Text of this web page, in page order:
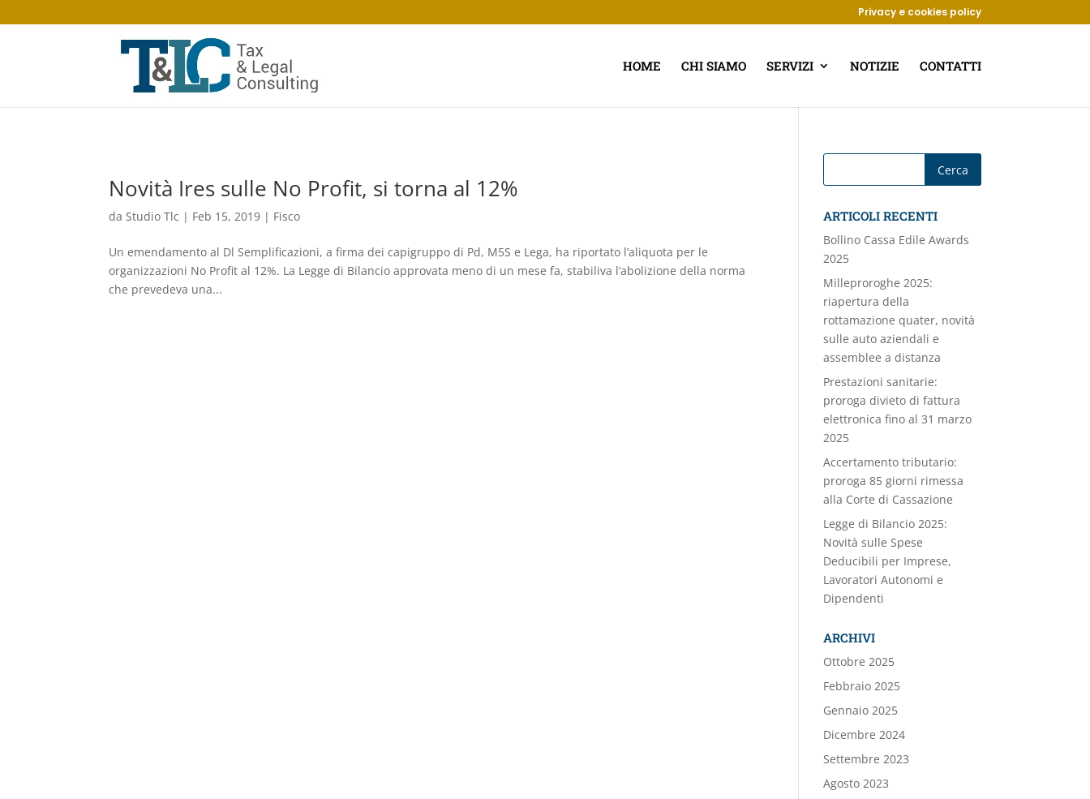
Privacy e cookies policy
HOME CHI SIAMO SERVIZI NOTIZIE CONTATTI
Novità Ires sulle No Profit, si torna al 12%
daStudio Tlc | Feb 15, 2019 | Fisco
Un emendamento al Dl Semplificazioni, a firma dei capigruppo di Pd, M5S e Lega, ha riportato l’aliquota per le
organizzazioni No Profit al 12%. La Legge di Bilancio approvata meno di un mese fa, stabiliva l’abolizione della norma
che prevedeva una...
ARTICOLI RECENTI
Bollino Cassa Edile Awards
2025
Milleproroghe 2025:
riapertura della
rottamazione quater, novità
sulle auto aziendali e
assemblee a distanza
Prestazioni sanitarie:
proroga divieto di fattura
elettronica fino al 31 marzo
2025
Accertamento tributario:
proroga 85 giorni rimessa
alla Corte di Cassazione
Legge di Bilancio 2025:
Novità sulle Spese
Deducibili per Imprese,
Lavoratori Autonomi e
Dipendenti
ARCHIVI
Ottobre 2025
Febbraio 2025
Gennaio 2025
Dicembre 2024
Settembre 2023
Agosto 2023